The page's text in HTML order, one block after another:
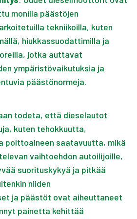
monilla päästöjen
tekniikoilla, kuten
hiukkassuodattimilla ja
jotka auttavat
ympäristövaikutuksia ja
päästönormeja.
todeta, että dieselautot
kuten tehokkuutta,
polttoaineen saatavuutta, mikä
vaihtoehdon autoilijoille,
suorituskykyä ja pitkää
niiden
ja päästöt ovat aiheuttaneet
painetta kehittää